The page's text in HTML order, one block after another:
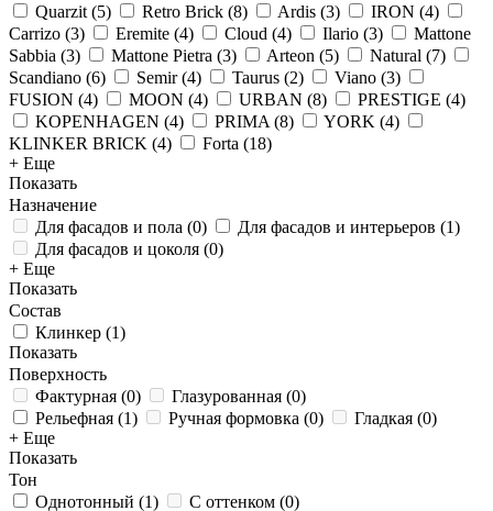
Quarzit (5) Retro Brick (8) Ardis (3) IRON (4)
Carrizo (3) Eremite (4) Cloud (4) Ilario (3)
Mattone
Sabbia (3) Mattone Pietra (3) Arteon (5) Natural (7)
Scandiano (6) Semir(4) Taurus (2) Viano (3)
FUSION (4) MOON (4) URBAN (8) PRESTIGE (4)
KOPENHAGEN (4) PRIMA (8) YORK (4)
KLINKER BRICK (4) Forta (18)
+ Еще
Показать
Назначение
Для фасадов и пола (0) Для фасадов и интерьеров (1)
Для фасадов и цоколя (0)
+ Еще
Показать
Состав
Клинкер (1)
Показать
Поверхность
Фактурная (0) Глазурованная (0)
Рельефная (1) Ручная формовка (0) Гладкая (0)
+ Еще
Показать
Тон
Однотонный (1) С оттенком (0)